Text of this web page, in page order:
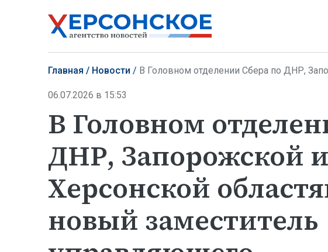
Главная Новости В Головном отделении Сбера по ДНР, Запорожской и
06.07.2026 в 15:53
В Головном
ДНР, Запорожской и
Херсонской
новый заместитель